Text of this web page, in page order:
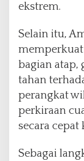
ekstrem.
Selain itu,
bagian atap,
tahan
perangkat
perkiraan
secara cepat
Sebagai